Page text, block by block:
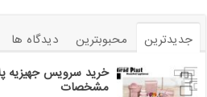
جدیدترین محبوبترین دیدگاه ها
خرید سرویس
مشخصات